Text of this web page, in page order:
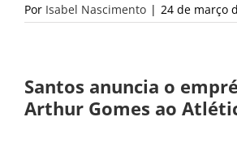
Por Isabel Nascimento | 24 de março
Santos anuncia o
Arthur Gomes ao